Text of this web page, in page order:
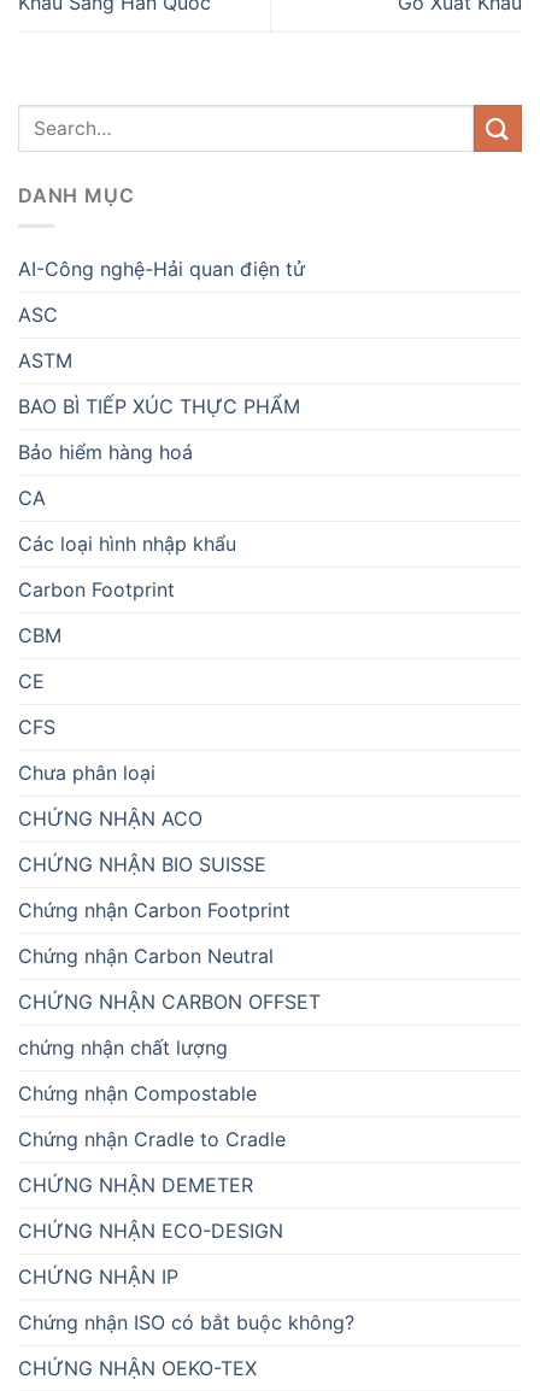
DANH MỤC
AI-Công nghệ-Hải quan điện tử
ASC
ASTM
BAO BÌ TIẾP XÚC THỰC PHẨM
Bảo hiểm hàng hoá
CA
Các loại hình nhập khẩu
Carbon Footprint
CBM
CE
CFS
Chưa phân loại
CHỨNG NHẬN ACO
CHỨNG NHẬN BIO SUISSE
Chứng nhận Carbon Footprint
Chứng nhận Carbon Neutral
CHỨNG NHẬN CARBON OFFSET
chứng nhận chất lượng
Chứng nhận Compostable
Chứng nhận Cradle to Cradle
CHỨNG NHẬN DEMETER
CHỨNG NHẬN ECO-DESIGN
CHỨNG NHẬN IP
Chứng nhận ISO có bắt buộc không?
CHỨNG NHẬN OEKO-TEX